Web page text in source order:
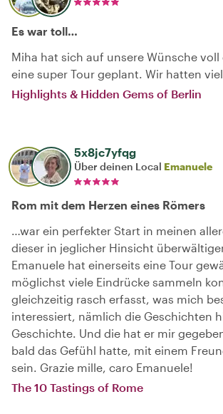
Es war toll…
Miha hat sich auf unsere Wünsche
eine super Tour geplant. Wir hatten viel
Highlights & Hidden Gems of Berlin
5x8jc7yfqg
Über deinen Local Emanuele
Rom mit dem Herzen eines Römers
…war ein perfekter Start in meinen
dieser in jeglicher Hinsicht
Emanuele hat einerseits eine Tour
möglichst viele Eindrücke sammeln
gleichzeitig rasch erfasst, was mich
interessiert, nämlich die Geschichten
Geschichte. Und die hat er mir
bald das Gefühl hatte, mit einem
sein. Grazie mille, caro Emanuele!
The 10 Tastings of Rome